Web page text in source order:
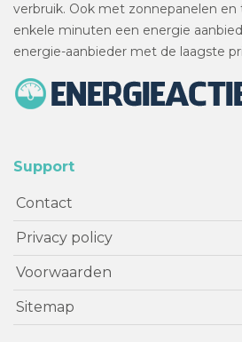
verbruik. Ook met zonnepanelen
enkele minuten een energie
energie-aanbieder met de laagste
Support
Contact
Privacy policy
Voorwaarden
Sitemap